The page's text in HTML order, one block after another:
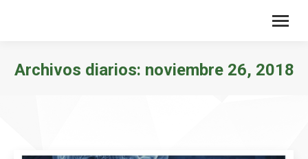
Archivos diarios: noviembre 26, 2018